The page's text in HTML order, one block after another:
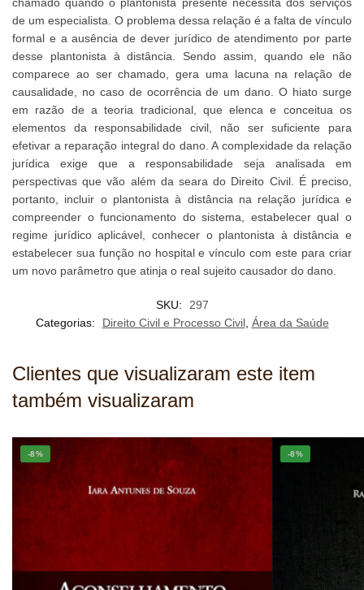
de um especialista. O problema dessa relação é a falta de vínculo
formal e a ausência de dever jurídico de atendimento por parte
desse plantonista à distância. Sendo assim, quando ele não
comparece ao ser chamado, gera uma lacuna na relação de
causalidade, no caso de ocorrência de um dano. O hiato surge
em razão de a teoria tradicional, que elenca e conceitua os
elementos da responsabilidade civil, não ser suficiente para
efetivar a reparação integral do dano. A complexidade da relação
jurídica exige que a responsabilidade seja analisada em
perspectivas que vão além da seara do Direito Civil. É preciso,
portanto, incluir o plantonista à distância na relação jurídica e
compreender o funcionamento do sistema, estabelecer qual o
regime jurídico aplicável, conhecer o plantonista à distância e
estabelecer sua função no hospital e vínculo com este para criar
um novo parâmetro que atinja o real sujeito causador do dano.
SKU:
297
Categorias:
Direito Civil e Processo Civil, Área da Saúde
Clientes que visualizaram este item
também visualizaram
-8% -8%